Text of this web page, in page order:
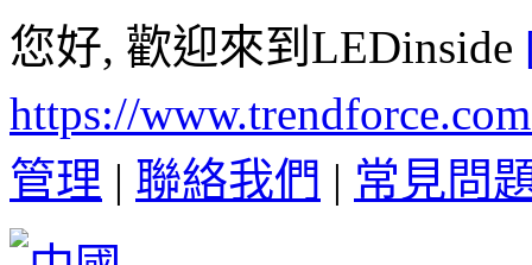
您好, 歡迎來到LEDinside
https://
管理 | 聯絡我們 | 常見問